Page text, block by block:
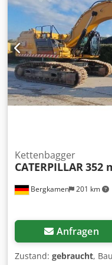
Dieseltank: ca. 350 Liter
Hydraulik mit
Klimaanlage Erst 2600
Zustand
Bergkamen 201 km
Kettenbagger
CATERPILLAR352
Anfragen
Zustand: gebraucht,